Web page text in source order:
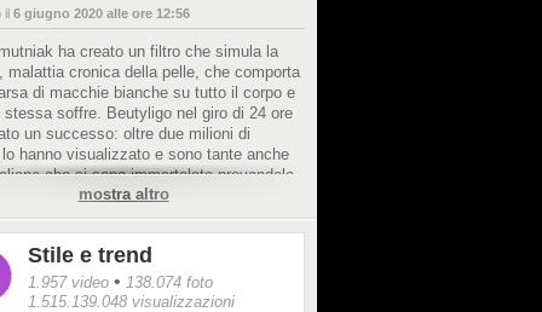
il 6 giugno 2020 alle ore 12:56
ha creato un filtro che simula la
malattia cronica della pelle, che comporta
di macchie bianche su tutto il corpo e
stessa soffre. Beutyligo nel giro di 24 ore
un successo: oltre due milioni di
lo hanno visualizzato e sono tante anche
che si sono immortalate provandolo,
quanto sia bella la diversità e come
un punto di forza.
mostra altro
Stile e trend
1.957 video • 138.074 foto
1.515.139.048 visualizzazioni